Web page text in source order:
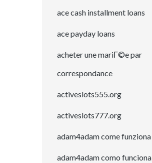
ace cash installment loans
ace payday loans
acheter une mariГ©e par
correspondance
activeslots555.org
activeslots777.org
adam4adam come funziona
adam4adam como funciona